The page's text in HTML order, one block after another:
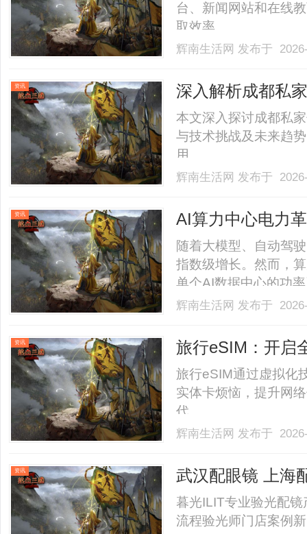
台、新闻网站和在线
取效率。......
辉南生活网 发布于
资讯
深入解析成都私
势
本文深入探讨成都私
与技术挑战及未来趋
用。......
辉南生活网 发布于
资讯
AI算力中心电力
施“能量心脏”？
随着大模型、自动驾
指数级增长。然而，
单个AI数据中心的功
俱增。......
辉南生活网 发布于
资讯 旅行eSIM：开启
旅行eSIM通过虚拟化
实体卡烦恼，提升网
代。......
辉南生活网 发布于
资讯 武汉配眼镜 上海
暮光ILIT专业验光配
流程验光师门店案例